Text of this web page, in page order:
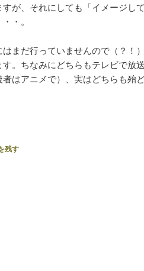
が、それにしても「イメージし
・。
まだ行っていませんので（？！
。ちなみにどちらもテレビで放
者はアニメで）、実はどちらも殆
残す